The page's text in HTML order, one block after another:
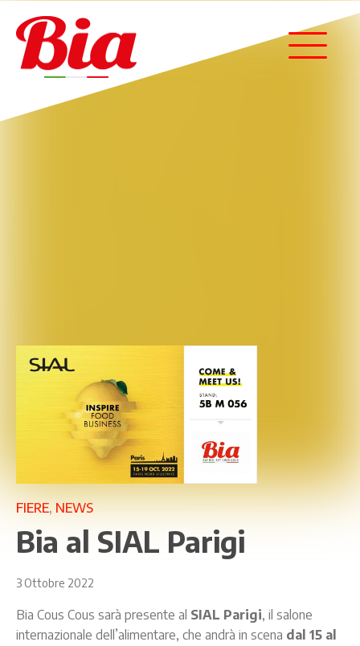
FIERE, NEWS
Bia al SIAL Parigi
3 Ottobre 2022
Bia Cous Cous sarà presente al SIAL Parigi, il salone
internazionale dell’alimentare, che andrà in scena dal 15 al